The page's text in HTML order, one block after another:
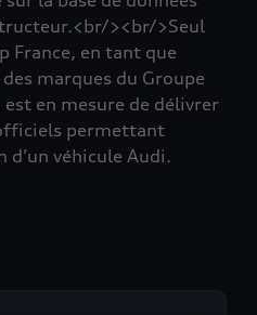
><br/>Seul
France, en tant que
marques du Groupe
est en mesure de délivrer
permettant
véhicule Audi.